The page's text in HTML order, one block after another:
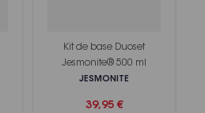
Kit de base Duoset
Jesmonite® 500 ml
JESMONITE
39,95 €